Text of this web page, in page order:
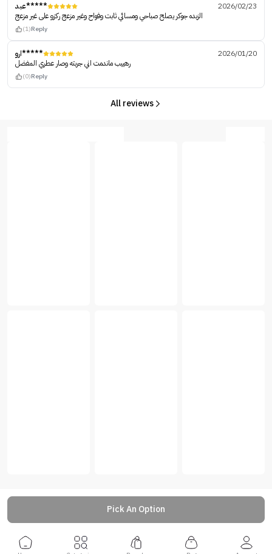
عبد*****
2026/02/23
الزبده جوكر يصلح صباحي ومسائي ثابت وفواح وغير مزعج ركزو على غير مزعج
(1)Reply
ارو*****
2026/01/20
رهييب ماندمت اني جربته وصار عطري المفضل
(0)Reply
All reviews
Pick An Option